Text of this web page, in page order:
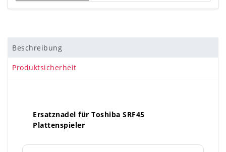
Beschreibung
Produktsicherheit
Ersatznadel für Toshiba SRF45
Plattenspieler